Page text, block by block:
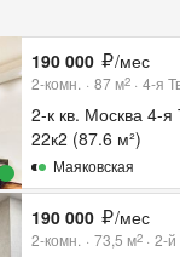
190 000 /мес
2-комн. 87 м2 4-я
2-к кв. Москва 4-
22к2 (87.6 м²)
Маяковская
190 000 /мес
2-комн. 73,5 м2 2-й